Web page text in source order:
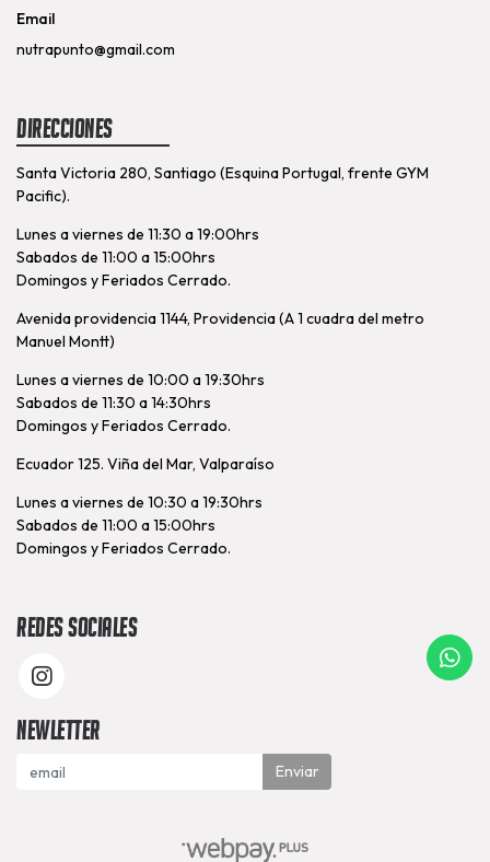
Email
nutrapunto@gmail.com
Direcciones
Santa Victoria 280, Santiago (Esquina Portugal, frente GYM
Pacific).
Lunes a viernes de 11:30 a 19:00hrs
Sabados de 11:00 a 15:00hrs
Domingos y Feriados Cerrado.
Avenida providencia 1144, Providencia (A 1 cuadra del metro
Manuel Montt)
Lunes a viernes de 10:00 a 19:30hrs
Sabados de 11:30 a 14:30hrs
Domingos y Feriados Cerrado.
Ecuador 125. Viña del Mar, Valparaíso
Lunes a viernes de 10:30 a 19:30hrs
Sabados de 11:00 a 15:00hrs
Domingos y Feriados Cerrado.
Redes Sociales
Newletter
Enviar